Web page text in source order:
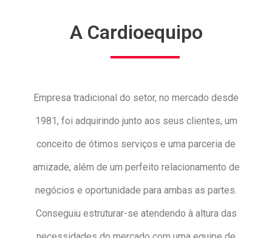
A Cardioequipo
Empresa tradicional do setor, no mercado desde
1981, foi adquirindo junto aos seus clientes, um
conceito de ótimos serviços e uma parceria de
amizade, além de um perfeito relacionamento de
negócios e oportunidade para ambas as partes.
Conseguiu estruturar-se atendendo à altura das